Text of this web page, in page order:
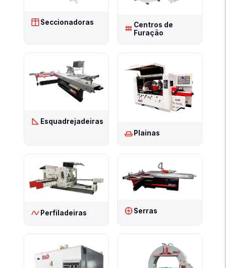
Seccionadoras
Centros de
Furação
Esquadrejadeiras
Plainas
Perfiladeiras Serras